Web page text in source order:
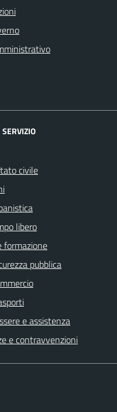
SERVIZIO
civile
libero
formazione
pubblica
e assistenza
e contravvenzioni